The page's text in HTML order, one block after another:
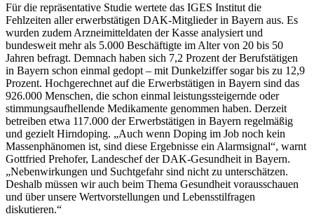
Für die repräsentative Studie wertete das IGES Institut die
Fehlzeiten aller erwerbstätigen DAK-Mitglieder in Bayern aus. Es
wurden zudem Arzneimitteldaten der Kasse analysiert und
bundesweit mehr als 5.000 Beschäftigte im Alter von 20 bis 50
Jahren befragt. Demnach haben sich 7,2 Prozent der Berufstätigen
in Bayern schon einmal gedopt – mit Dunkelziffer sogar bis zu 12,9
Prozent. Hochgerechnet auf die Erwerbstätigen in Bayern sind das
926.000 Menschen, die schon einmal leistungssteigernde oder
stimmungsaufhellende Medikamente genommen haben. Derzeit
betreiben etwa 117.000 der Erwerbstätigen in Bayern regelmäßig
und gezielt Hirndoping. „Auch wenn Doping im Job noch kein
Massenphänomen ist, sind diese Ergebnisse ein Alarmsignal“, warnt
Gottfried Prehofer, Landeschef der DAK-Gesundheit in Bayern.
„Nebenwirkungen und Suchtgefahr sind nicht zu unterschätzen.
Deshalb müssen wir auch beim Thema Gesundheit vorausschauen
und über unsere Wertvorstellungen und Lebensstilfragen
diskutieren.“